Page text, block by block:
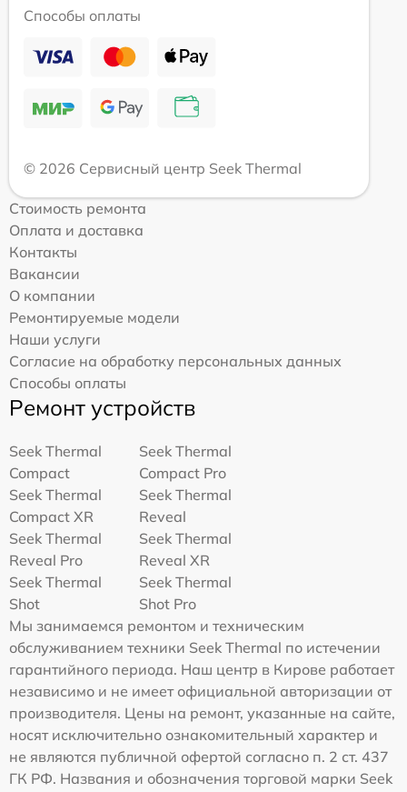
Способы оплаты
© 2026 Сервисный центр Seek Thermal
Стоимость ремонта
Оплата и доставка
Контакты
Вакансии
О компании
Ремонтируемые модели
Наши услуги
Согласие на обработку персональных данных
Способы оплаты
Ремонт устройств
Seek Thermal
Compact
Seek Thermal
Compact Pro
Seek Thermal
Compact XR
Seek Thermal
Reveal
Seek Thermal
Reveal Pro
Seek Thermal
Reveal XR
Seek Thermal
Shot
Seek Thermal
Shot Pro
Мы занимаемся ремонтом и техническим
обслуживанием техники Seek Thermal по истечении
гарантийного периода. Наш центр в Кирове работает
независимо и не имеет официальной авторизации от
производителя. Цены на ремонт, указанные на сайте,
носят исключительно ознакомительный характер и
не являются публичной офертой согласно п. 2 ст. 437
ГК РФ. Названия и обозначения торговой марки Seek